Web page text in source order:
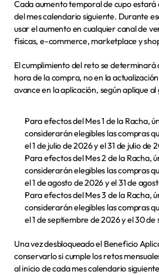
Cada aumento temporal de cupo estará
del mes calendario siguiente. Durante
usar el aumento en cualquier canal de
físicas, e-commerce, marketplace y
El cumplimiento del reto se determinará
hora de la compra, no en la
avance en la aplicación, según aplique
Para efectos del Mes 1 de la Racha,
considerarán elegibles las compras
el 1 de julio de 2026 y el 31 de julio de
Para efectos del Mes 2 de la Racha,
considerarán elegibles las compras
el 1 de agosto de 2026 y el 31 de
Para efectos del Mes 3 de la Racha,
considerarán elegibles las compras
el 1 de septiembre de 2026 y el 30
Una vez desbloqueado el Beneficio
conservarlo si cumple los retos
al inicio de cada mes calendario